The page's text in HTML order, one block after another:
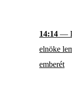
14:14 —
elnöke
emberét